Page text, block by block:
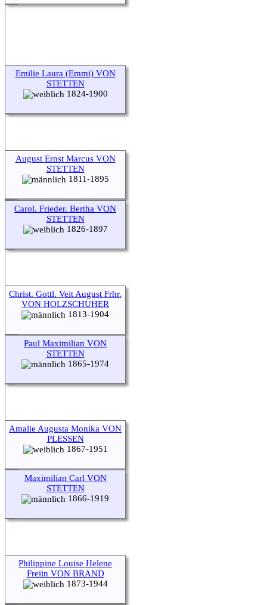
Emilie Laura (Emmi) VON
STETTEN
1824-1900
August Ernst Marcus VON
STETTEN
1811-1895
Carol. Frieder. Bertha VON
STETTEN
1826-1897
Christ. Gottl. Veit August Frhr.
VON HOLZSCHUHER
1813-1904
Paul Maximilian VON
STETTEN
1865-1974
Amalie Augusta Monika VON
PLESSEN
1867-1951
Maximilian Carl VON
STETTEN
1866-1919
Philippine Louise Helene
Freiin VON BRAND
1873-1944